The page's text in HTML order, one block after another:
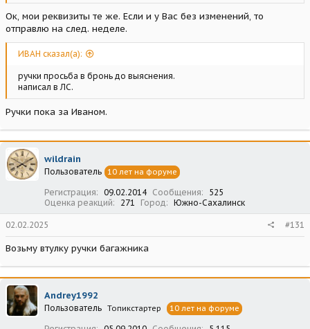
Ок, мои реквизиты те же. Если и у Вас без изменений, то
отправлю на след. неделе.
ИВАН сказал(а):
ручки просьба в бронь до выяснения.
написал в ЛС.
Ручки пока за Иваном.
wildrain
Пользователь 10 лет на форуме
Регистрация 09.02.2014 Сообщения
525
Оценка реакций
271 Город Южно-Сахалинск
02.02.2025 #131
Возьму втулку ручки багажника
Andrey1992
Пользователь Топикстартер 10 лет на форуме